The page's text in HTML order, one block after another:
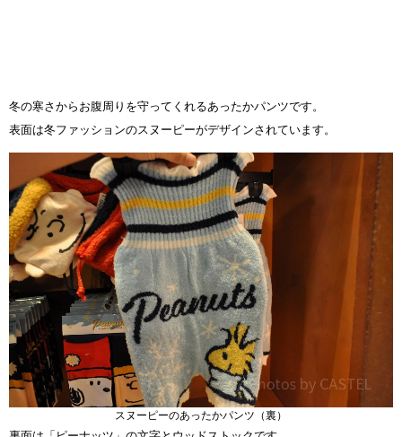
冬の寒さからお腹周りを守ってくれるあったかパンツです。
表面は冬ファッションのスヌーピーがデザインされています。
スヌーピーのあったかパンツ（裏）